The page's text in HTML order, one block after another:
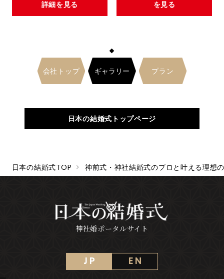
日本の結婚式TOP 神前式・神社結婚式のプロと叶える理想
詳細を見る
を見る
会社トップ ギャラリー プラン
日本の結婚式トップページ
神社婚ポータルサイト
J P E N